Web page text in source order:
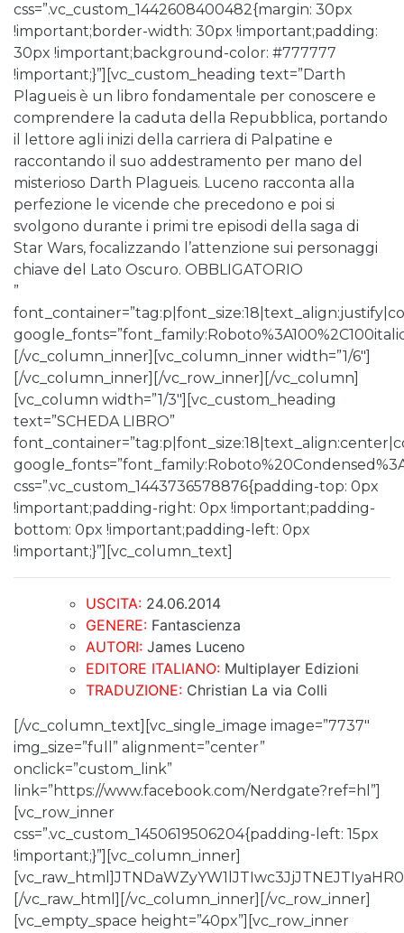
css=”.vc_custom_1442608400482{margin: 30px
!important;border-width: 30px !important;padding:
30px !important;background-color: #777777
!important;}”][vc_custom_heading text=”Darth
Plagueis è un libro fondamentale per conoscere e
comprendere la caduta della Repubblica, portando
il lettore agli inizi della carriera di Palpatine e
raccontando il suo addestramento per mano del
misterioso Darth Plagueis. Luceno racconta alla
perfezione le vicende che precedono e poi si
svolgono durante i primi tre episodi della saga di
Star Wars, focalizzando l’attenzione sui personaggi
chiave del Lato Oscuro. OBBLIGATORIO
”
[/vc_column_inner][vc_column_inner width=”1/6″]
[/vc_column_inner][/vc_row_inner][/vc_column]
[vc_column width=”1/3″][vc_custom_heading
text=”SCHEDA LIBRO”
css=”.vc_custom_1443736578876{padding-top: 0px
!important;padding-right: 0px !important;padding-
bottom: 0px !important;padding-left: 0px
!important;}”][vc_column_text]
USCITA: 24.06.2014
GENERE: Fantascienza
AUTORI: James Luceno
EDITORE ITALIANO: Multiplayer Edizioni
TRADUZIONE: Christian La via Colli
[/vc_column_text][vc_single_image image=”7737″
img_size=”full” alignment=”center”
onclick=”custom_link”
link=”https://www.facebook.com/Nerdgate?ref=hl”]
[vc_row_inner
css=”.vc_custom_1450619506204{padding-left: 15px
!important;}”][vc_column_inner]
[/vc_raw_html][/vc_column_inner][/vc_row_inner]
[vc_empty_space height=”40px”][vc_row_inner